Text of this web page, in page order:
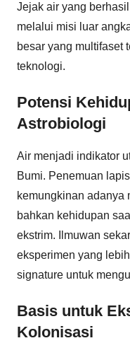
Jejak air yang
melalui misi luar
besar yang multifaset
teknologi.
Potensi
Astrobiologi
Air menjadi indikator
Bumi. Penemuan
kemungkinan adanya
bahkan kehidupan
ekstrim. Ilmuwan
eksperimen yang
signature untuk
Basis untuk
Kolonisasi